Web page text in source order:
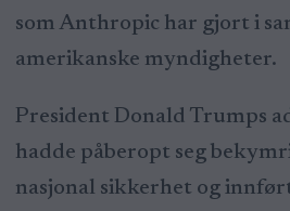
som Anthropic har gjort i
amerikanske myndigheter.
President Donald Trumps
hadde påberopt seg
nasjonal sikkerhet og